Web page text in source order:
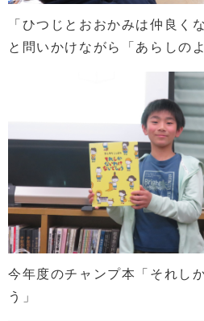
「ひつじとおおかみは仲良く
と問いかけながら「あらしの
今年度のチャンプ本「それし
う」